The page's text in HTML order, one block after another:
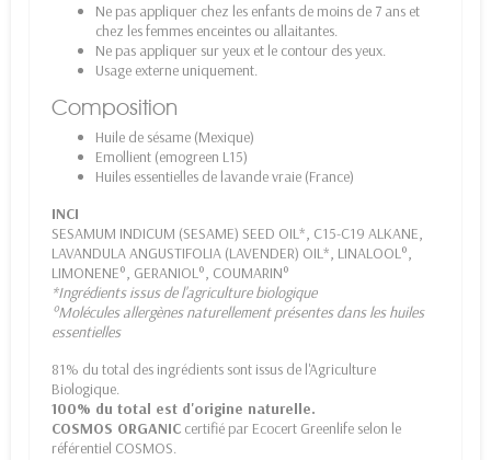
Ne pas appliquer chez les enfants de moins de 7 ans et
chez les femmes enceintes ou allaitantes.
Ne pas appliquer sur yeux et le contour des yeux.
Usage externe uniquement.
Composition
Huile de sésame (Mexique)
Emollient (emogreen L15)
Huiles essentielles de lavande vraie (France)
INCI
SESAMUM INDICUM (SESAME) SEED OIL*, C15-C19 ALKANE,
LAVANDULA ANGUSTIFOLIA (LAVENDER) OIL*, LINALOOL°,
LIMONENE°, GERANIOL°, COUMARIN°
*Ingrédients issus de l'agriculture biologique
°Molécules allergènes naturellement présentes dans les huiles
essentielles
81% du total des ingrédients sont issus de l'Agriculture
Biologique.
100% du total est d'origine naturelle.
COSMOS ORGANIC certifié par Ecocert Greenlife selon le
référentiel COSMOS.